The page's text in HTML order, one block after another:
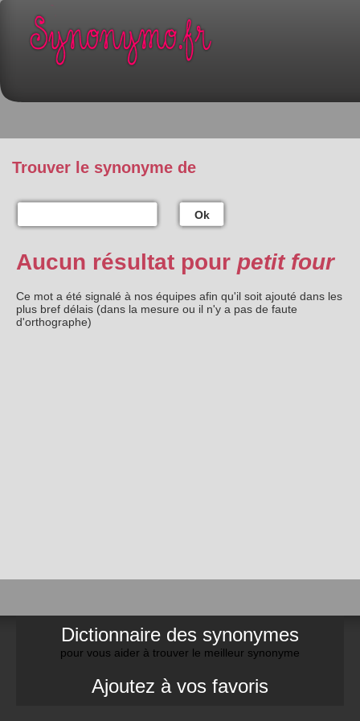
Trouver le synonyme de
Ok
Aucun résultat pour petit four
Ce mot a été signalé à nos équipes afin qu'il soit ajouté dans les
plus bref délais (dans la mesure ou il n'y a pas de faute
d'orthographe)
Dictionnaire des synonymes
pour vous aider à trouver le meilleur synonyme
Ajoutez à vos favoris